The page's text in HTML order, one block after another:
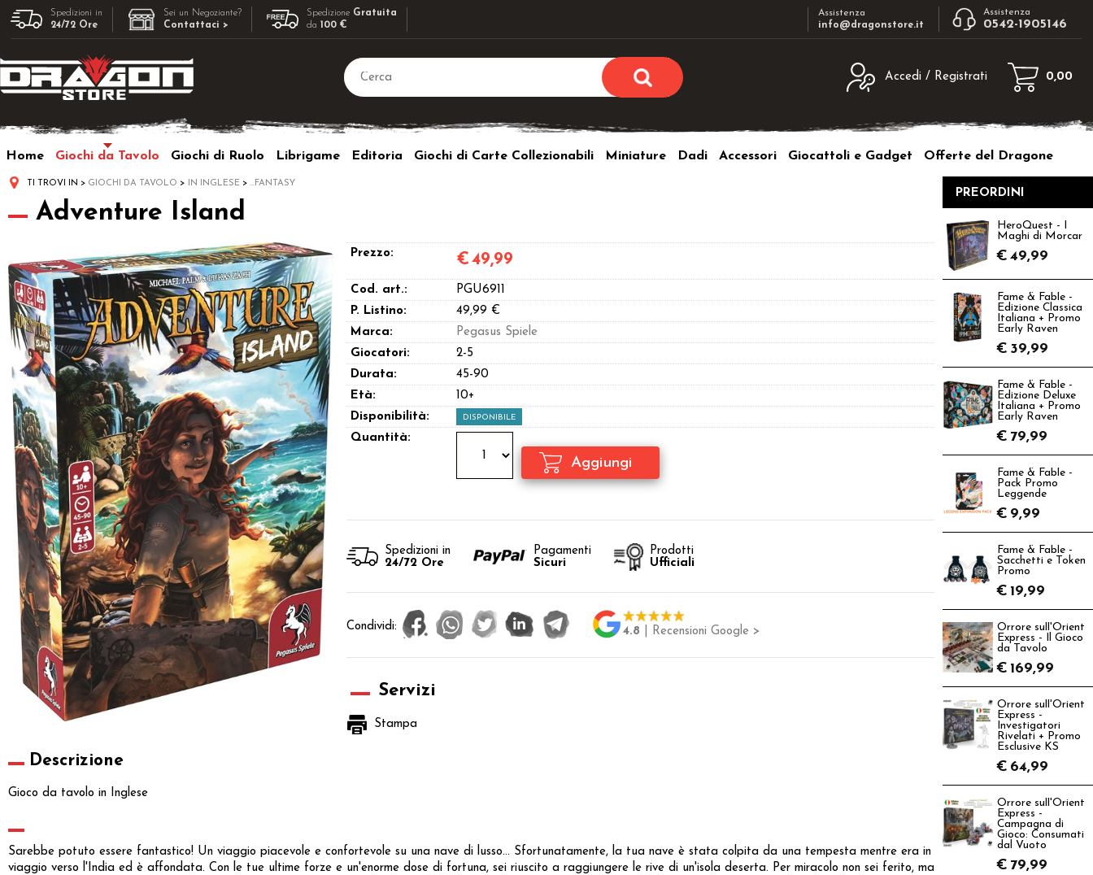
Spedizioni in
24/72 Ore
Sei un Negoziante?
Contattaci >
Spedizione Gratuita
da100 €
Assistenza
info@dragonstore.it
Assistenza
0542-1905146
Accedi / Registrati
utente e la password e poi clicca sul
Password:
sito clicca sul pulsante "Registrati"
0,00
Home Giochi da Tavolo Giochi di Ruolo Librigame Editoria Giochi di Carte Collezionabili Miniature Dadi Accessori Giocattoli e Gadget Offerte del Dragone
TI TROVI IN GIOCHI DA TAVOLO IN INGLESE ...FANTASY
Adventure Island
Prezzo: €49,99
Cod. art.:
PGU6911
P. Listino:
49,99 €
Marca:
Pegasus Spiele
Giocatori:
2-5
Durata:
45-90
Età:
10+
Disponibilità:
DISPONIBILE
Quantità:
Spedizioni in
24/72 Ore
Pagamenti
Sicuri
Prodotti
Ufficiali
Condividi: 4.8 | Recensioni Google >
Servizi
Stampa
Descrizione
Gioco da tavolo in Inglese
Sarebbe potuto essere fantastico! Un viaggio piacevole e confortevole su una nave di lusso… Sfortunatamente, la tua nave è stata colpita da una tempesta mentre era in
viaggio verso l'India ed è affondata. Con le tue ultime forze e un'enorme dose di fortuna, sei riuscito a raggiungere le rive di un'isola deserta. Per miracolo non sei ferito, ma
PREORDINI
HeroQuest - I
Maghi di Morcar
€ 49,99
Fame & Fable -
Edizione Classica
Italiana + Promo
Early Raven
€ 39,99
Fame & Fable -
Edizione Deluxe
Italiana + Promo
Early Raven
€ 79,99
Fame & Fable -
Pack Promo
Leggende
€ 9,99
Fame & Fable -
Sacchetti e Token
Promo
€ 19,99
Orrore sull'Orient
Express - Il Gioco
da Tavolo
€ 169,99
Orrore sull'Orient
Express -
Investigatori
Rivelati + Promo
Esclusive KS
€ 64,99
Orrore sull'Orient
Express -
Campagna di
Gioco: Consumati
dal Vuoto
€ 79,99